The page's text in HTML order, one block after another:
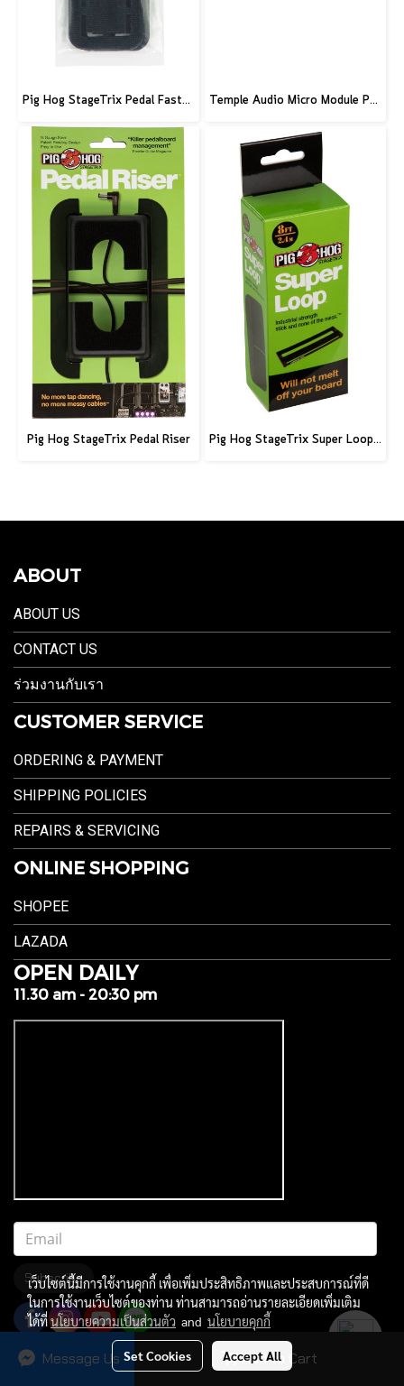
Add to Cart
Message Us
Pig Hog StageTrix Pedal Fastener 3 Pack Temple Audio Micro Module Punched Plate
Pig Hog StageTrix Pedal Riser Pig Hog StageTrix Super Loop, 8ft (2.4m)
ABOUT
ABOUT US
CONTACT US
ร่วมงานกับเรา
CUSTOMER SERVICE
ORDERING & PAYMENT
SHIPPING POLICIES
REPAIRS & SERVICING
ONLINE SHOPPING
SHOPEE
LAZADA
OPEN DAILY
11.30 am - 20:30 pm
Subscribe
เว็บไซต์นี้มีการใช้งานคุกกี้ เพื่อเพิ่มประสิทธิภาพและประสบการณ์ที่ดี
ในการใช้งานเว็บไซต์ของท่าน ท่านสามารถอ่านรายละเอียดเพิ่มเติม
ได้ที่นโยบายความเป็นส่วนตัว and นโยบายคุกกี้
Set Cookies Accept All